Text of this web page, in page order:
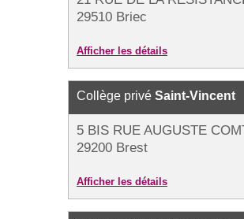
29510 Briec
Afficher les détails
Collège privé Saint-Vincent
5 BIS RUE AUGUSTE
29200 Brest
Afficher les détails